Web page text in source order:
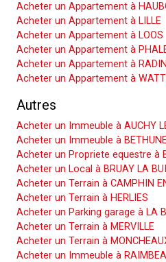
Acheter un Appartement à
Acheter un Appartement à LILLE
Acheter un Appartement à LOOS
Acheter un Appartement à
Acheter un Appartement à
Acheter un Appartement à
Autres
Acheter un Immeuble à AUCHY
Acheter un Immeuble à
Acheter un Propriete equestre à
Acheter un Local à BRUAY LA
Acheter un Terrain à CAMPHIN
Acheter un Terrain à HERLIES
Acheter un Parking garage à LA
Acheter un Terrain à MERVILLE
Acheter un Terrain à
Acheter un Immeuble à